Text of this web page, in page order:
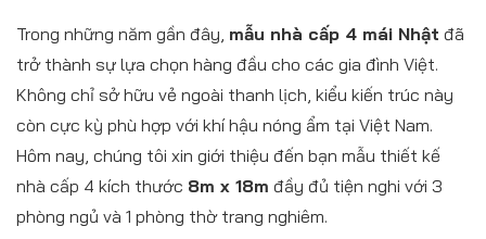
Trong những năm gần đây, mẫu nhà cấp 4 mái Nhật đã
trở thành sự lựa chọn hàng đầu cho các gia đình Việt.
Không chỉ sở hữu vẻ ngoài thanh lịch, kiểu kiến trúc này
còn cực kỳ phù hợp với khí hậu nóng ẩm tại Việt Nam.
Hôm nay, chúng tôi xin giới thiệu đến bạn mẫu thiết kế
nhà cấp 4 kích thước 8m x 18m đầy đủ tiện nghi với 3
phòng ngủ và 1 phòng thờ trang nghiêm.